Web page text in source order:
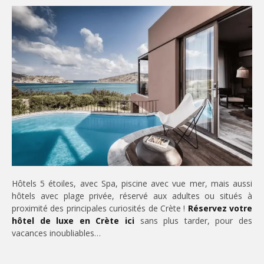
Hôtels 5 étoiles, avec Spa, piscine avec vue mer, mais aussi
hôtels avec plage privée, réservé aux adultes ou situés à
proximité des principales curiosités de Crète ! Réservez votre
hôtel de luxe en Crète ici sans plus tarder, pour des
vacances inoubliables…